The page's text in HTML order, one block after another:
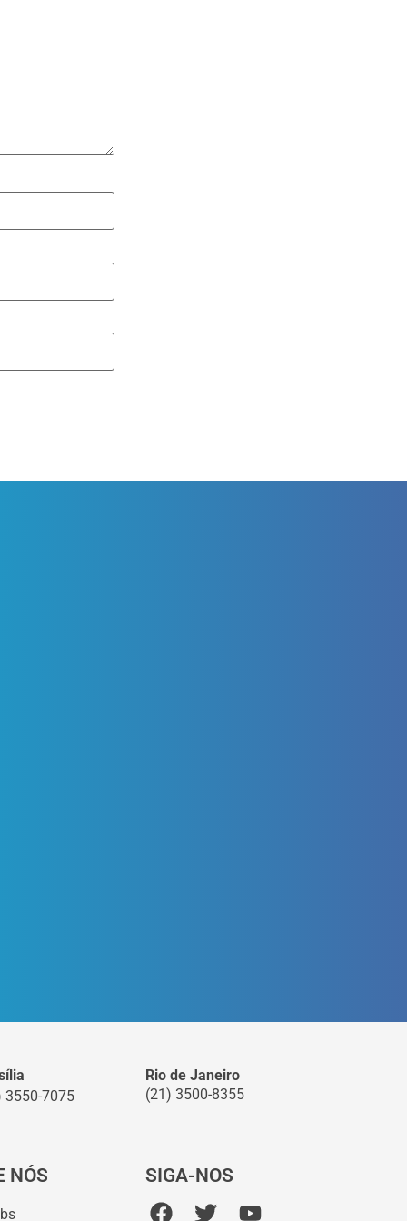
3550-7075
Rio de Janeiro
(21) 3500-8355
NÓS SIGA-NOS